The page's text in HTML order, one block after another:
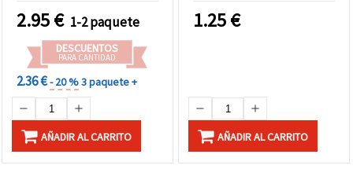
2.95€ 1-2 paquete
DESCUENTOS
PARA CANTIDAD
2.36 €- 20 %3 paquete +
AÑADIR AL CARRITO
1.25€
AÑADIR AL CARRITO